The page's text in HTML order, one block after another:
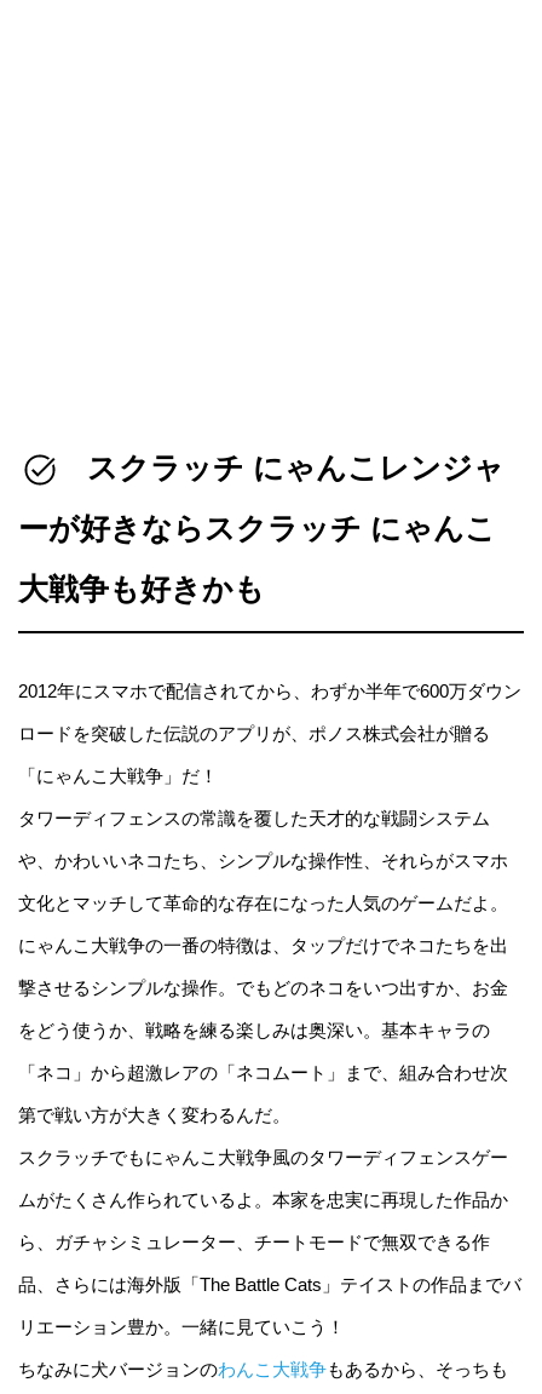
スクラッチ にゃんこレンジャ
ーが好きならスクラッチ にゃんこ
大戦争も好きかも
2012年にスマホで配信されてから、わずか半年で600万ダウン
ロードを突破した伝説のアプリが、ポノス株式会社が贈る
「にゃんこ大戦争」だ！
タワーディフェンスの常識を覆した天才的な戦闘システム
や、かわいいネコたち、シンプルな操作性、それらがスマホ
文化とマッチして革命的な存在になった人気のゲームだよ。
にゃんこ大戦争の一番の特徴は、タップだけでネコたちを出
撃させるシンプルな操作。でもどのネコをいつ出すか、お金
をどう使うか、戦略を練る楽しみは奥深い。基本キャラの
「ネコ」から超激レアの「ネコムート」まで、組み合わせ次
第で戦い方が大きく変わるんだ。
スクラッチでもにゃんこ大戦争風のタワーディフェンスゲー
ムがたくさん作られているよ。本家を忠実に再現した作品か
ら、ガチャシミュレーター、チートモードで無双できる作
品、さらには海外版「The Battle Cats」テイストの作品までバ
リエーション豊か。一緒に見ていこう！
ちなみに犬バージョンのわんこ大戦争もあるから、そっちも